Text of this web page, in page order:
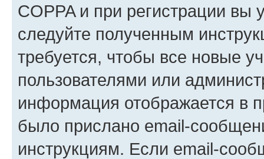
COPPA и при регистрации вы
следуйте полученным
требуется, чтобы все новые
пользователями или
информация отображается в
было прислано email-
инструкциям. Если email-